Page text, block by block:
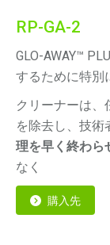
RP-GA-2
GLO-AWAY™
するために特別
クリーナーは
を除去し、技術
理を早く終わら
なく
購入先